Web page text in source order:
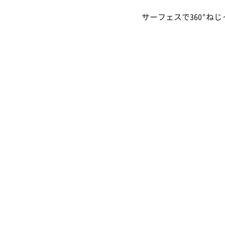
サーフェスで360°ねじ